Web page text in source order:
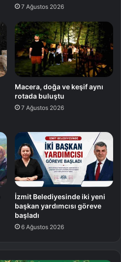
7 Ağustos 2026
Macera, doğa ve keşif aynı
rotada buluştu
7 Ağustos 2026
İzmit Belediyesinde iki yeni
başkan yardımcısı göreve
başladı
6 Ağustos 2026